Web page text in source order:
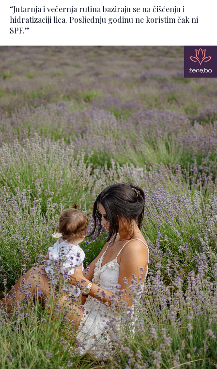
“Jutarnja i večernja rutina baziraju se na čišćenju i
hidratizaciji lica. Posljednju godinu ne koristim čak ni
SPF.”